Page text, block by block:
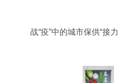
战“疫”中的城市保供“接